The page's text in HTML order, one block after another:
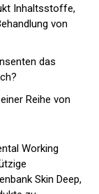
Inhaltsstoffe,
von
das
Reihe von
Working
Skin Deep,